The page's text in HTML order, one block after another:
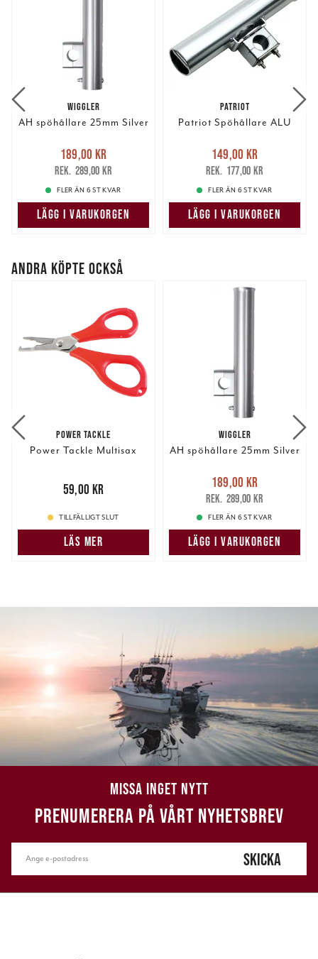
WIGGLER
AH spöhållare 25mm Silver
Nuvarande pris
189,00 krTidigare pris
289,00 kr
189,00 kr
289,00 kr
FLER ÄN 6 ST KVAR
LÄGG I VARUKORGEN
PATRIOT
Patriot Spöhållare ALU
Nuvarande pris
149,00 krTidigare pris
177,00 kr
149,00 kr
177,00 kr
FLER ÄN 6 ST KVAR
LÄGG I VARUKORGEN
ANDRA KÖPTE OCKSÅ
POWER TACKLE
Power Tackle Multisax
59,00 kr
59,00 kr
TILLFÄLLIGT SLUT
LÄS MER
WIGGLER
AH spöhållare 25mm Silver
Nuvarande pris
189,00 krTidigare pris
289,00 kr
189,00 kr
289,00 kr
FLER ÄN 6 ST KVAR
LÄGG I VARUKORGEN
MISSA INGET NYTT
PRENUMERERA PÅ VÅRT NYHETSBREV
SKICKA